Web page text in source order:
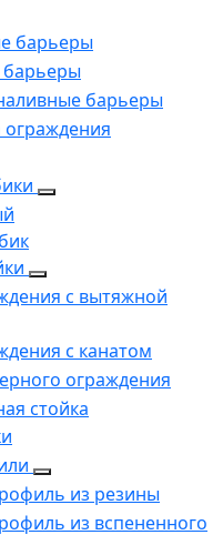
барьеры
барьеры
ограждения
с вытяжной
с канатом
ограждения
стойка
из резины
из вспененного